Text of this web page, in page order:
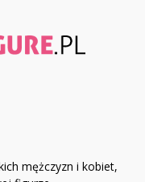
mężczyzn i kobiet,